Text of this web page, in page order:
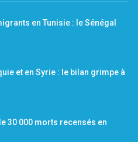
en Tunisie : le Sénégal
et en Syrie : le bilan grimpe à
30 000 morts recensés en